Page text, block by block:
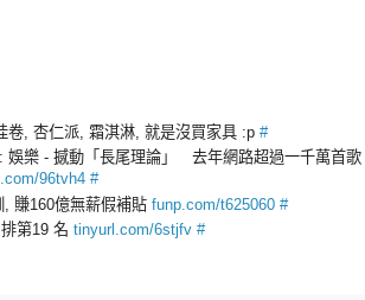
卷, 杏仁派, 霜淇淋, 就是沒買家具 :p #
娛樂 - 撼動「長尾理論」 去年網路超過一千萬首歌
96tvh4 #
賺160億無薪假補貼 funp.com/t625060 #
第19 名 tinyurl.com/6stjfv #